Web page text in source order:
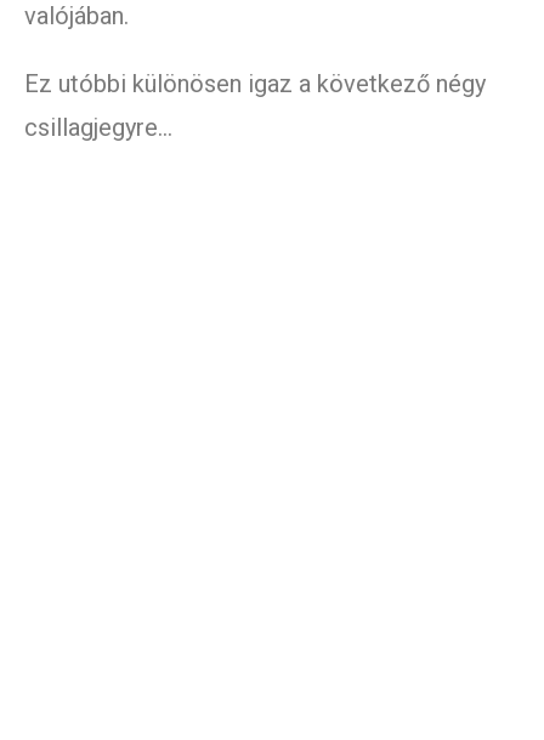
valójában.
Ez utóbbi különösen igaz a következő négy
csillagjegyre…